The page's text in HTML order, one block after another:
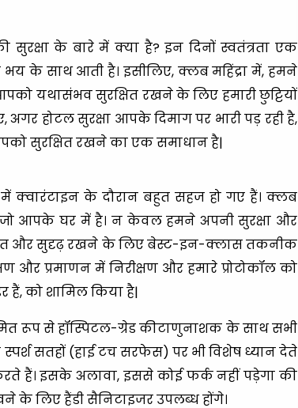
के बारे में क्या है? इन दिनों स्वतंत्रता एक
के साथ आती है। इसीलिए, क्लब महिंद्रा में, हमने
यथासंभव सुरक्षित रखने के लिए हमारी छुट्टियों
होटल सुरक्षा आपके दिमाग पर भारी पड़ रही है,
सुरक्षित रखने का एक समाधान है|
क्वारंटाइन के दौरान बहुत सहज हो गए हैं। क्लब
जो आपके घर में है। न केवल हमने अपनी सुरक्षा और
और सुदृढ़ रखने के लिए बेस्ट-इन-क्लास तकनीक
और प्रमाणन में निरीक्षण और हमारे प्रोटोकॉल को
हैं, को शामिल किया है|
रूप से हॉस्पिटल-ग्रेड कीटाणुनाशक के साथ सभी
स्पर्श सतहों (हाई टच सरफेस) पर भी विशेष ध्यान देते
हैं। इसके अलावा, इससे कोई फर्क नहीं पड़ेगा की
के लिए हैंडी सैनिटाइजर उपलब्ध होंगे।